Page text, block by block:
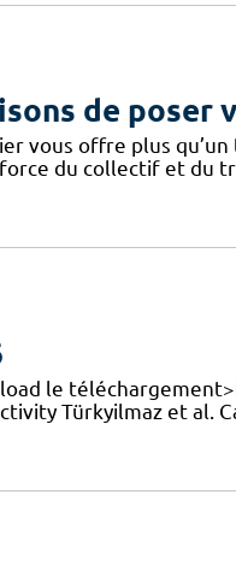
de poser
vous offre plus
du collectif et du
le
Türkyilmaz et al.